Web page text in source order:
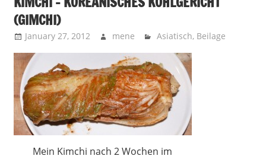
(GIMCHI)
January 27, 2012 mene Asiatisch, Beilage
Mein Kimchi nach 2 Wochen im